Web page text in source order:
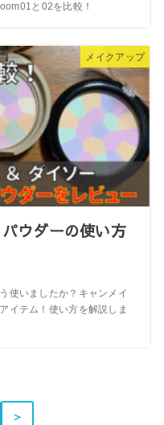
と02を比較！
メイクアップ
ウダーの使い方
使いましたか？キャンメイ
イテム！使い方を解説しま
＞